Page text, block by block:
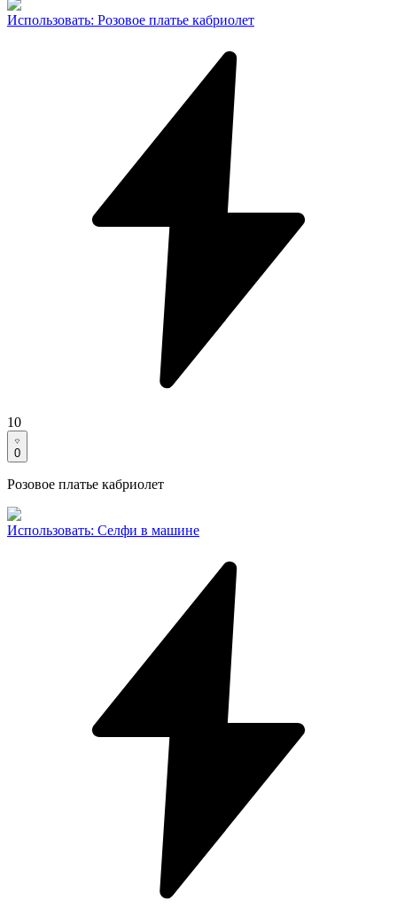
Использовать: Розовое платье кабриолет
10
0
Розовое платье кабриолет
Использовать: Селфи в машине